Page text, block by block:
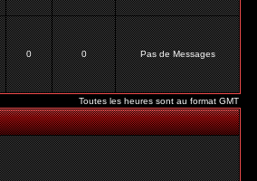
0 0 Pas de Messages
Toutes les heures sont au format GMT